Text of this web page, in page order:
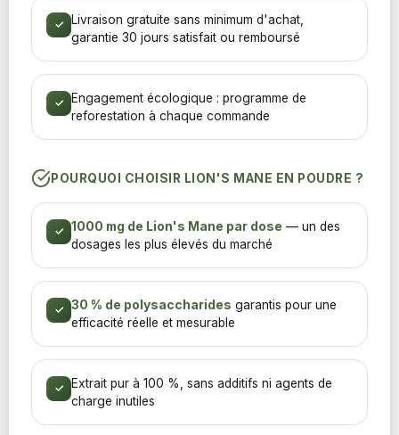
✓
Livraison gratuite sans minimum d'achat,
garantie 30 jours satisfait ou remboursé
✓
Engagement écologique : programme de
reforestation à chaque commande
POURQUOI CHOISIR LION'S MANE EN POUDRE ?
✓ 1000 mg de Lion's Mane par dose — un des
dosages les plus élevés du marché
✓ 30 % de polysaccharides garantis pour une
efficacité réelle et mesurable
✓
Extrait pur à 100 %, sans additifs ni agents de
charge inutiles